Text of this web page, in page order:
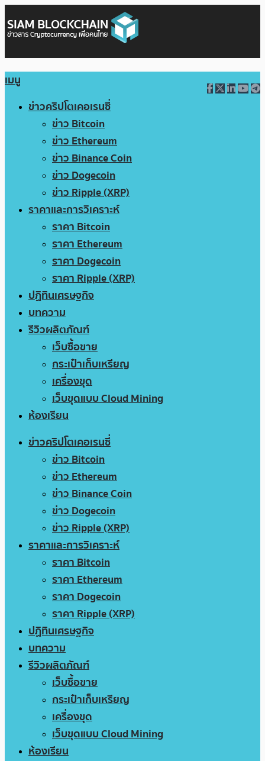
เมนู
ข่าวคริปโตเคอเรนซี่
ข่าว Bitcoin
ข่าว Ethereum
ข่าว Binance Coin
ข่าว Dogecoin
ข่าว Ripple (XRP)
ราคาและการวิเคราะห์
ราคา Bitcoin
ราคา Ethereum
ราคา Dogecoin
ราคา Ripple (XRP)
ปฏิทินเศรษฐกิจ
บทความ
รีวิวผลิตภัณฑ์
เว็บซื้อขาย
กระเป๋าเก็บเหรียญ
เครื่องขุด
เว็บขุดแบบ Cloud Mining
ห้องเรียน
ข่าวคริปโตเคอเรนซี่
ข่าว Bitcoin
ข่าว Ethereum
ข่าว Binance Coin
ข่าว Dogecoin
ข่าว Ripple (XRP)
ราคาและการวิเคราะห์
ราคา Bitcoin
ราคา Ethereum
ราคา Dogecoin
ราคา Ripple (XRP)
ปฏิทินเศรษฐกิจ
บทความ
รีวิวผลิตภัณฑ์
เว็บซื้อขาย
กระเป๋าเก็บเหรียญ
เครื่องขุด
เว็บขุดแบบ Cloud Mining
ห้องเรียน